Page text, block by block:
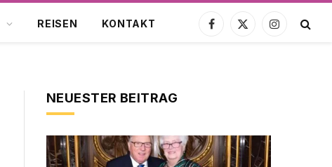
REISEN KONTAKT
Facebook
X
Instagram
NEUESTER BEITRAG